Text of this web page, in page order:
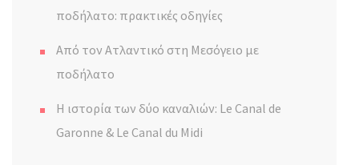
ποδήλατο: πρακτικές οδηγίες
Από τον Ατλαντικό στη Μεσόγειο με
ποδήλατο
Η ιστορία των δύο καναλιών: Le Canal de
Garonne & Le Canal du Midi